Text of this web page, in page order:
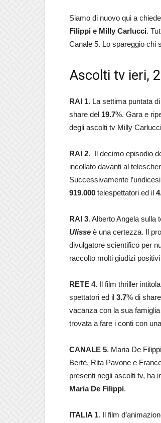
Siamo di nuovo qui a
Filippi e Milly Carlucci.
Canale 5. Lo spareggio chi
Ascolti tv ieri,
RAI 1. La settima puntata di
share del 19.7%. Gara e
degli ascolti tv Milly
RAI 2. Il decimo episodio
incollato davanti al
Successivamente
919.000 telespettatori ed il
RAI 3. Alberto Angela sulla
Ulisse è una certezza. Il
divulgatore scientifico per
raccolto molti giudizi
RETE 4. Il film thriller
spettatori ed il 3.7% di
vacanza con la sua
trovata a fare i conti con
CANALE 5. Maria De
Bertè, Rita Pavone e
presenti negli ascolti tv, ha
Maria De Filippi.
ITALIA 1. Il film